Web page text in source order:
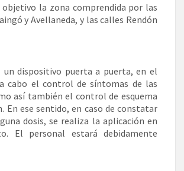
objetivo la zona comprendida por las
y Avellaneda, y las calles Rendón
un dispositivo puerta a puerta, en el
cabo el control de síntomas de las
así también el control de esquema
En ese sentido, en caso de constatar
dosis, se realiza la aplicación en
El personal estará debidamente